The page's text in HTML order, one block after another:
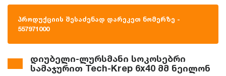
პროდუქციის შესაძენად დარეკეთ ნომერზე -
557971000
დიუბელი-ლურსმანი სოკოსებრი
სამაჯურით Tech-Krep 6x40 მმ ნეილონ